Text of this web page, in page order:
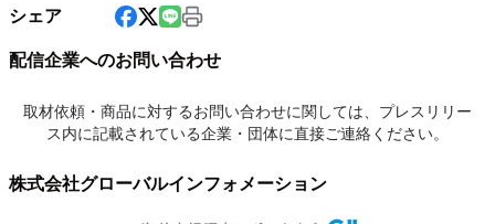
シェア
配信企業へのお問い合わせ
取材依頼・商品に対するお問い合わせに関しては、プレスリリー
ス内に記載されている企業・団体に直接ご連絡ください。
株式会社グローバルインフォメーション